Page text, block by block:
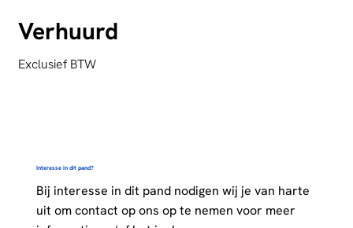
Verhuurd
Exclusief BTW
Interesse in dit pand?
Bij interesse in dit pand nodigen wij je van harte
uit om contact op ons op te nemen voor meer